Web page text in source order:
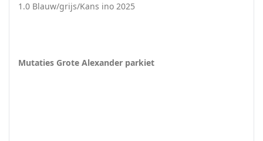
1.0 Blauw/grijs/Kans ino 2025
Mutaties Grote Alexander parkiet